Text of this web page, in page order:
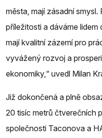
města, mají zásadní
příležitosti a dáváme
mají kvalitní zázemí pro
vyvážený rozvoj a
ekonomiky,“ uvedl Milan
Již dokončená a plně
20 tisíc metrů čtverečních
společnosti Taconova a